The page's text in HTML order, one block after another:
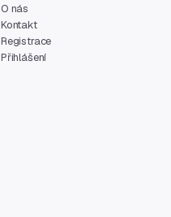
O nás
Kontakt
Registrace
Přihlášení